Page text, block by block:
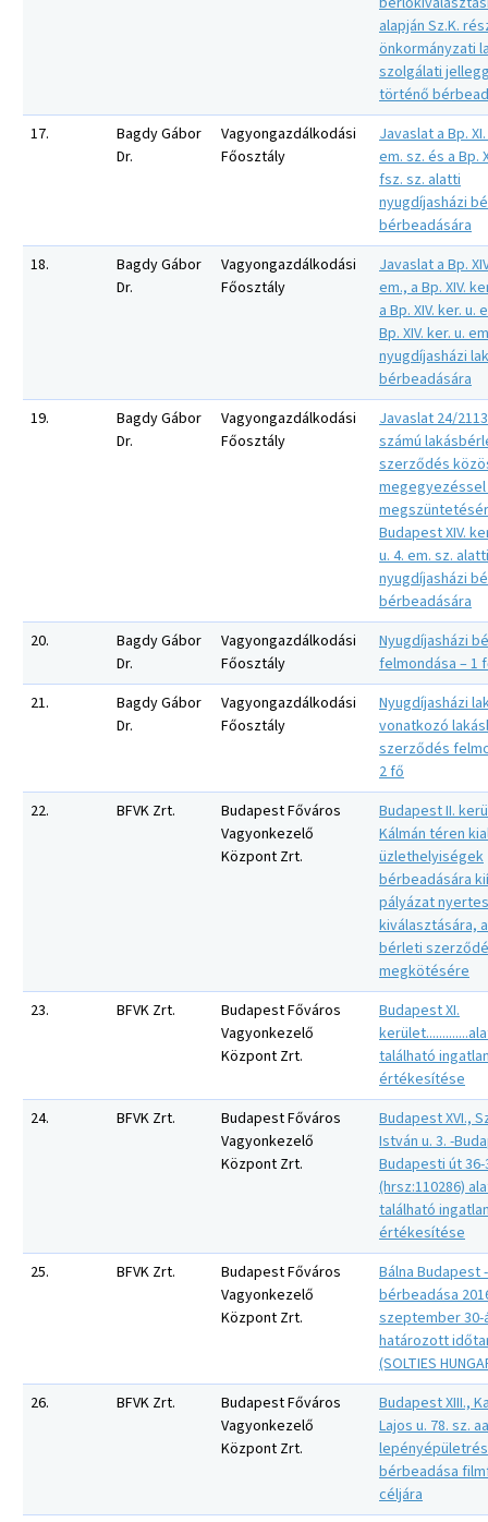
alapján Sz.K.
önkormányzati
szolgálati
történő
17.
Bagdy Gábor
Dr.
Vagyongazdálkodási
Főosztály
Javaslat a Bp.
em. sz. és a Bp.
fsz. sz. alatti
nyugdíjasházi
bérbeadására
18.
Bagdy Gábor
Dr.
Vagyongazdálkodási
Főosztály
Javaslat a Bp.
em., a Bp. XIV.
a Bp. XIV. ker. u.
Bp. XIV. ker. u.
nyugdíjasházi
bérbeadására
19.
Bagdy Gábor
Dr.
Vagyongazdálkodási
Főosztály
Javaslat 24/
számú
szerződés
Budapest XIV.
u. 4. em. sz. alatti
nyugdíjasházi
bérbeadására
20.
Bagdy Gábor
Dr.
Vagyongazdálkodási
Főosztály
Nyugdíjasházi
felmondása – 1
21.
Bagdy Gábor
Dr.
Vagyongazdálkodási
Főosztály
Nyugdíjasházi
vonatkozó
szerződés
2 fő
22.
BFVK Zrt.
Budapest Főváros
Vagyonkezelő
Központ Zrt.
Budapest II.
Kálmán téren
üzlethelyiségek
bérbeadására
pályázat
kiválasztására,
bérleti
megkötésére
23.
BFVK Zrt.
Budapest Főváros
Vagyonkezelő
Központ Zrt.
Budapest XI.
található
értékesítése
24.
BFVK Zrt.
Budapest Főváros
Vagyonkezelő
Központ Zrt.
Budapest XVI.,
István u. 3. -
Budapesti út 36-
(hrsz:110286)
található
értékesítése
25.
BFVK Zrt.
Budapest Főváros
Vagyonkezelő
Központ Zrt.
Bálna Budapest
bérbeadása
szeptember
határozott
(SOLTIES
26.
BFVK Zrt.
Budapest Főváros
Vagyonkezelő
Központ Zrt.
Budapest XIII.,
Lajos u. 78. sz.
bérbeadása
céljára